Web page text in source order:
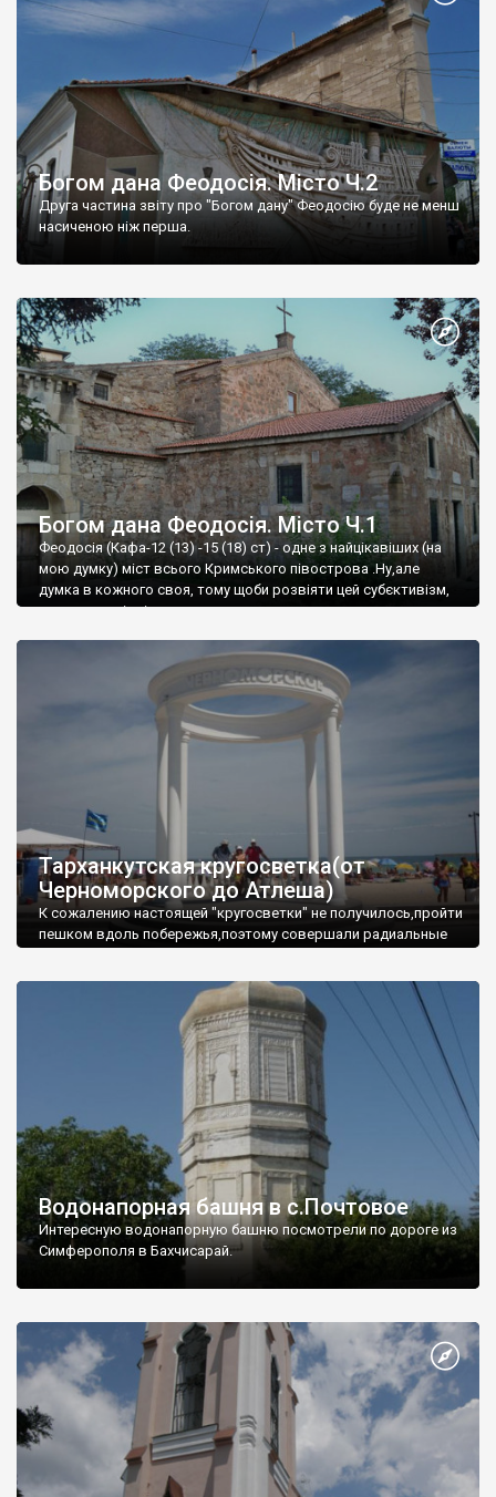
Богом дана Феодосія. Місто Ч.2
Друга частина звіту про "Богом дану" Феодосію буде не менш
насиченою ніж перша.
Богом дана Феодосія. Місто Ч.1
Феодосія (Кафа-12 (13) -15 (18) ст) - одне з найцікавіших (на
мою думку) міст всього Кримського півострова .Ну,але
думка в кожного своя, тому щоби розвіяти цей субєктивізм,
запрошую відвідати це
Тарханкутская кругосветка(от
Черноморского до Атлеша)
К сожалению настоящей "кругосветки" не получилось,пройти
пешком вдоль побережья,поэтому совершали радиальные
Водонапорная башня в с.Почтовое
Интересную водонапорную башню посмотрели по дороге из
Симферополя в Бахчисарай.